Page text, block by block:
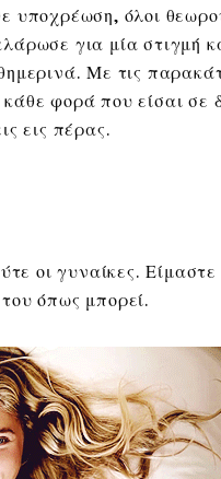
υποχρέωση, όλοι
για μία στιγμή
Με τις
φορά που είσαι σε
εις πέρας.
οι γυναίκες. Είμαστε
όπως μπορεί.